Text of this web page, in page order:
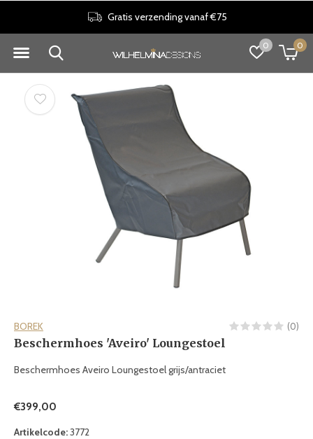
0 0
Gratis verzending vanaf €75
BOREK (0)
Beschermhoes 'Aveiro' Loungestoel
Beschermhoes Aveiro Loungestoel grijs/antraciet
€399,00
Artikelcode:3772